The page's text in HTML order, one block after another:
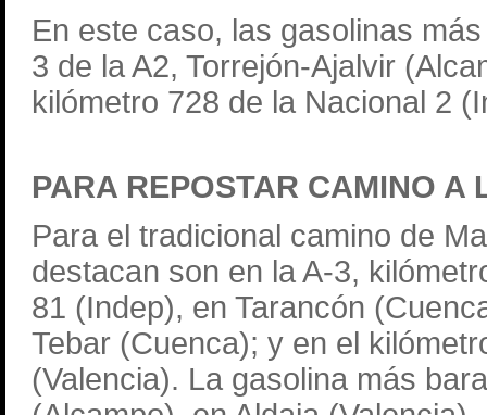
En este caso, las gasolinas
3 de la A2, Torrejón-Ajalvir
kilómetro 728 de la Nacional 2
PARA REPOSTAR CAMINO A
Para el tradicional camino de
destacan son en la A-3,
81 (Indep), en Tarancón
Tebar (Cuenca); y en el
(Valencia). La gasolina más